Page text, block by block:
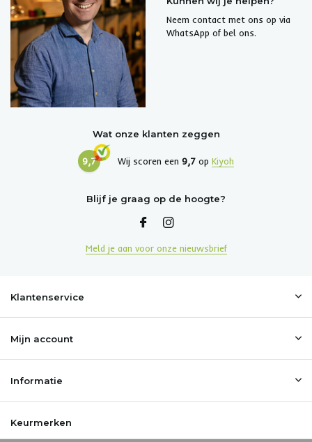
Neem contact met ons op via
WhatsApp of bel ons.
Wat onze klanten zeggen
9,7 Wij scoren een 9,7 op Kiyoh
Blijf je graag op de hoogte?
Meld je aan voor onze nieuwsbrief
Klantenservice
Mijn account
Informatie
Keurmerken